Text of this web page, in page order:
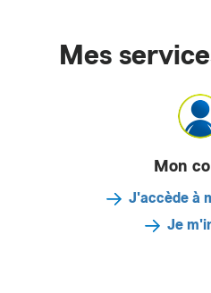
Mes
Mon
J'accède à
Je